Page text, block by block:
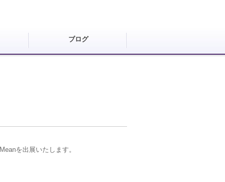
ブログ
を出展いたします。